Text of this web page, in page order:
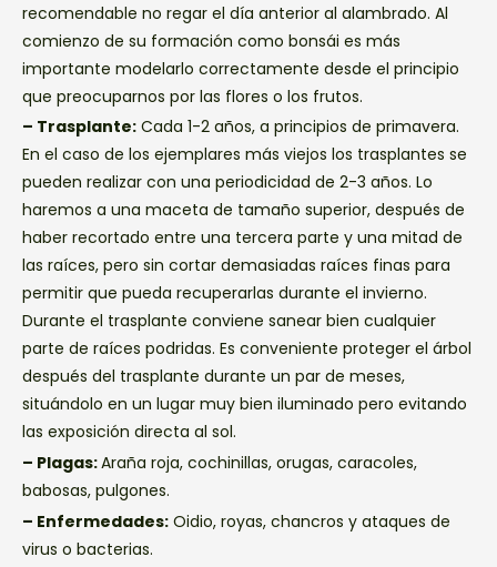
recomendable no regar el día anterior al alambrado. Al
comienzo de su formación como bonsái es más
importante modelarlo correctamente desde el principio
que preocuparnos por las flores o los frutos.
– Trasplante: Cada 1-2 años, a principios de primavera.
En el caso de los ejemplares más viejos los trasplantes se
pueden realizar con una periodicidad de 2-3 años. Lo
haremos a una maceta de tamaño superior, después de
haber recortado entre una tercera parte y una mitad de
las raíces, pero sin cortar demasiadas raíces finas para
permitir que pueda recuperarlas durante el invierno.
Durante el trasplante conviene sanear bien cualquier
parte de raíces podridas. Es conveniente proteger el árbol
después del trasplante durante un par de meses,
situándolo en un lugar muy bien iluminado pero evitando
las exposición directa al sol.
– Plagas:Araña roja, cochinillas, orugas, caracoles,
babosas, pulgones.
– Enfermedades: Oidio, royas, chancros y ataques de
virus o bacterias.